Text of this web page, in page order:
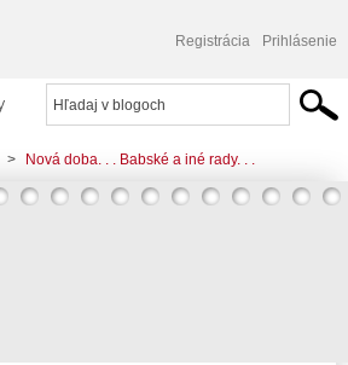
Registrácia Prihlásenie
> Nová doba. . . Babské a iné rady. . .